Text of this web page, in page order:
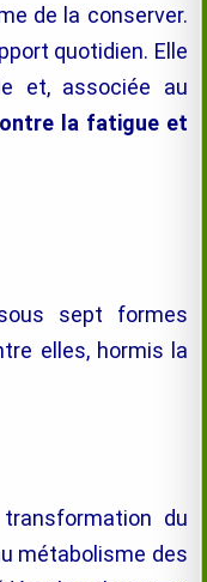
de la conserver.
quotidien. Elle
et, associée au
la fatigue et
sept formes
elles, hormis la
du
métabolisme des